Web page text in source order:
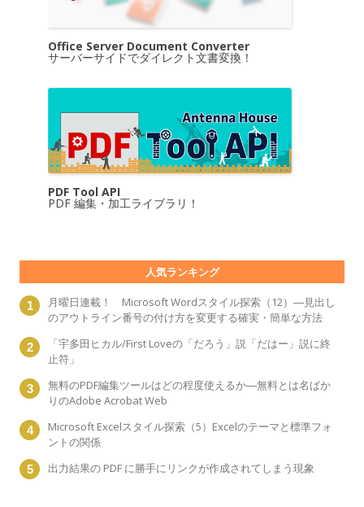
Office Server Document Converter
サーバーサイドでダイレクト文書変換！
PDF Tool API
PDF 編集・加工ライブラリ！
人気ランキング
月曜日連載！ Microsoft Wordスタイル探索（12）―見出し
のアウトライン番号の付け方を変更する確実・簡単な方法
「宇多田ヒカル/First Loveの「だろう」説「だはー」説に終
止符」
無料のPDF編集ツールはどの程度使えるか―無料とは名ばか
りのAdobe Acrobat Web
Microsoft Excelスタイル探索（5）Excelのテーマと標準フォ
ントの関係
出力結果の PDF に勝手にリンクが作成されてしまう現象